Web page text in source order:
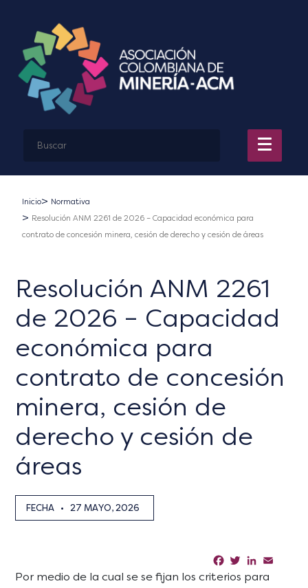
Inicio
Normativa
Resolución ANM 2261 de 2026 – Capacidad económica para
contrato de concesión minera, cesión de derecho y cesión de áreas
Resolución ANM 2261
de 2026 – Capacidad
económica para
contrato de concesión
minera, cesión de
derecho y cesión de
áreas
FECHA • 27 MAYO, 2026
Facebook
TwitterLinkedIn
Por medio de la cual se se fijan los criterios para